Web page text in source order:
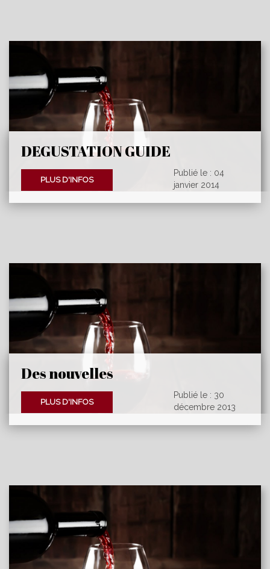
DEGUSTATION GUIDE
HACHETTE
PLUS D'INFOS
Publié le : 04
janvier 2014
Des nouvelles
PLUS D'INFOS
Publié le : 30
décembre 2013